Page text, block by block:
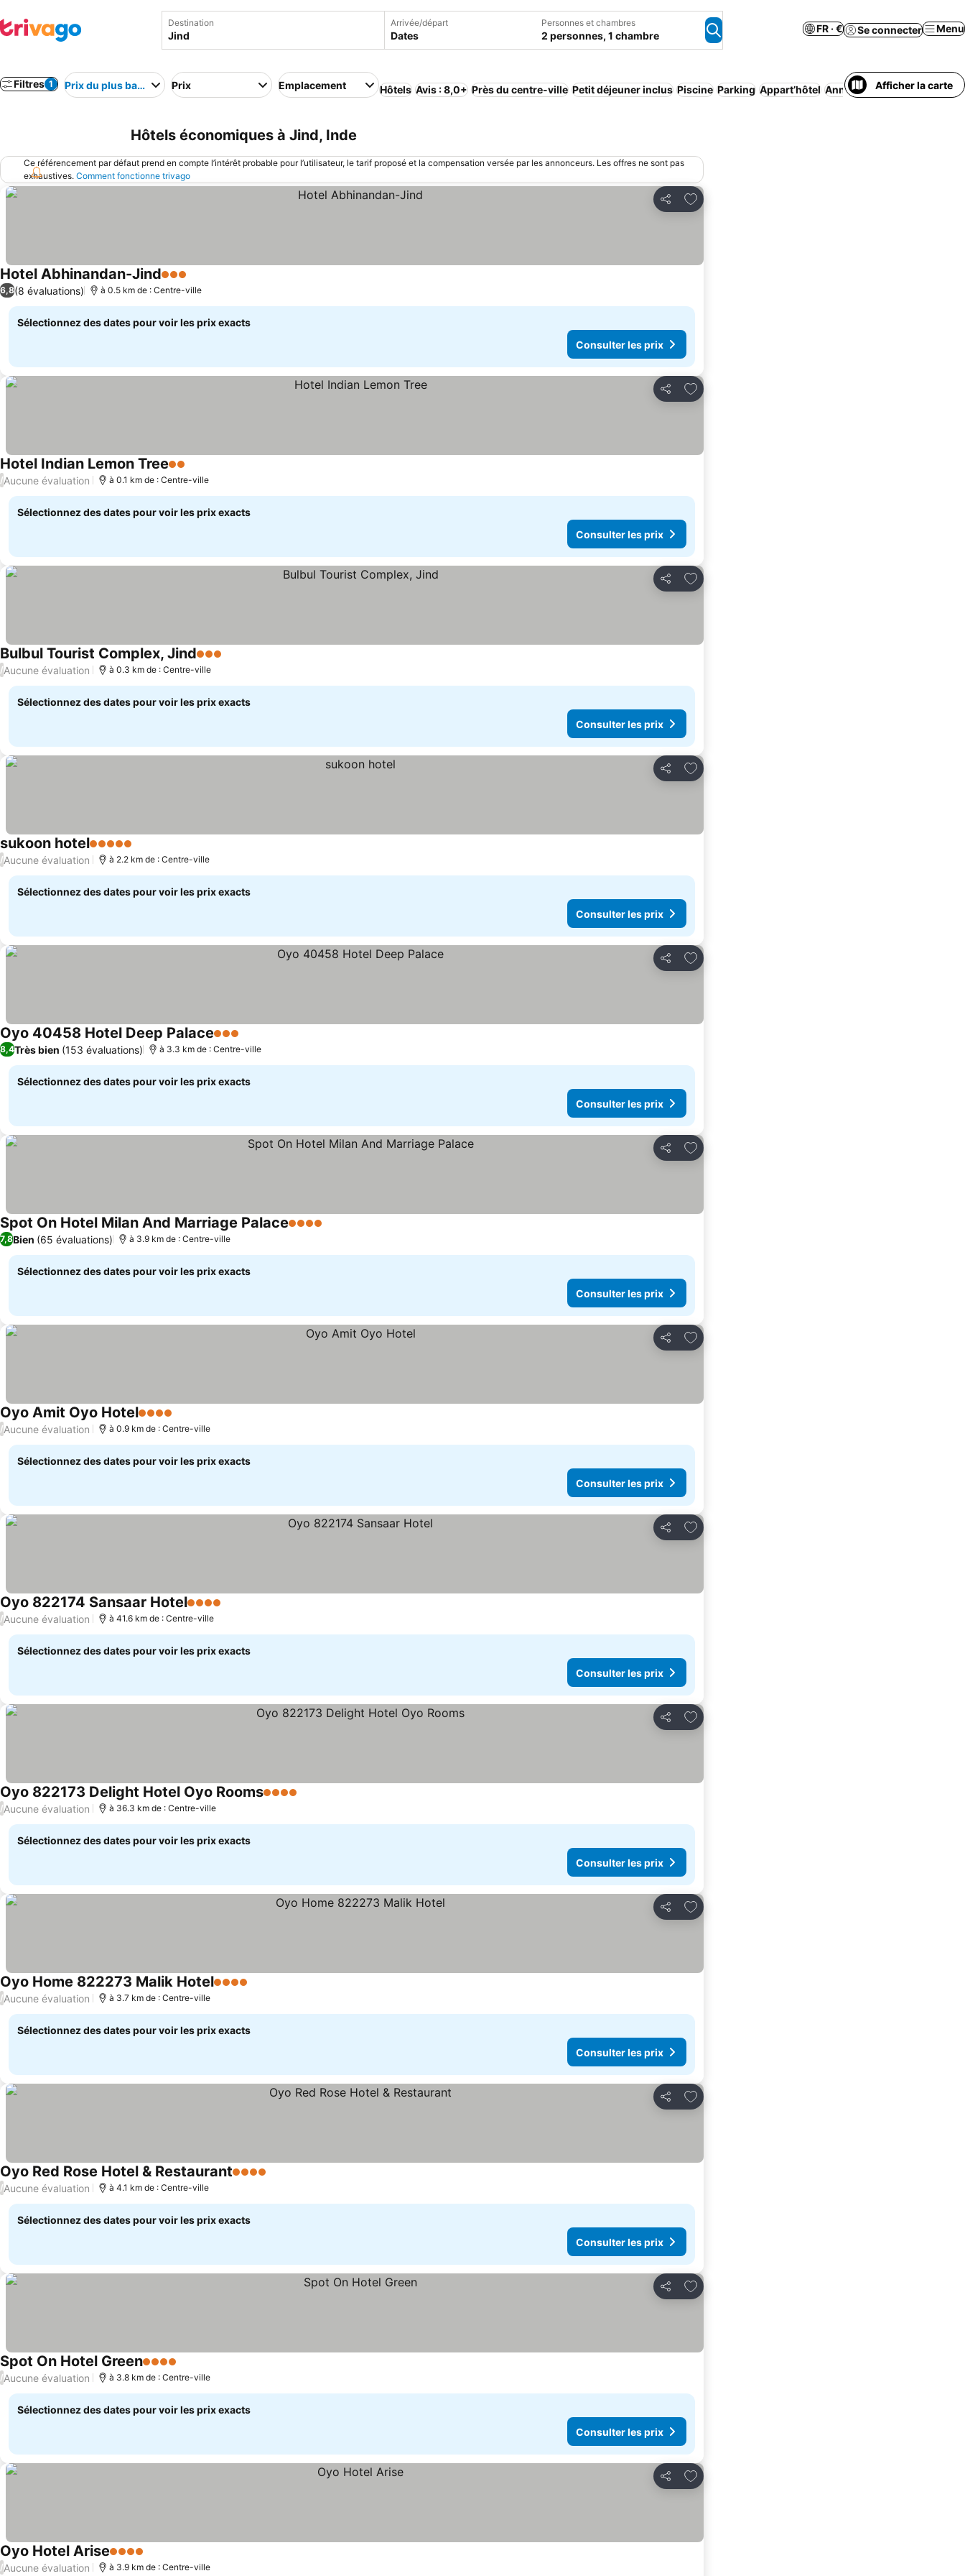
Destination Arrivée/départ
Dates
Personnes et chambres
2 personnes, 1 chambre
FR · € Se connecter Menu
Filtres 1 Prix du plus bas au plus élevé
Prix Emplacement Hôtels Avis : 8,0+ Près du centre-ville Petit déjeuner inclus Piscine Parking Appart’hôtel Annulation gratuite
Afficher la carte
Hôtels économiques à Jind, Inde
Ce référencement par défaut prend en compte l’intérêt probable pour l’utilisateur, le tarif proposé et la compensation versée par les annonceurs. Les offres ne sont pas
exhaustives. Comment fonctionne trivago
Partager
Ajouter à mes favoris
Hotel Abhinandan-Jind3 Étoiles
6,8(8 évaluations) à 0.5 km de : Centre-ville
Sélectionnez des dates pour voir les prix exacts
Consulter les prix
Partager
Ajouter à mes favoris
Hotel Indian Lemon Tree2 Étoiles
/Aucune évaluation à 0.1 km de : Centre-ville
Sélectionnez des dates pour voir les prix exacts
Consulter les prix
Partager
Ajouter à mes favoris
Bulbul Tourist Complex, Jind3 Étoiles
/Aucune évaluation à 0.3 km de : Centre-ville
Sélectionnez des dates pour voir les prix exacts
Consulter les prix
Partager
Ajouter à mes favoris
sukoon hotel5 Étoiles
/Aucune évaluation à 2.2 km de : Centre-ville
Sélectionnez des dates pour voir les prix exacts
Consulter les prix
Partager
Ajouter à mes favoris
Oyo 40458 Hotel Deep Palace3 Étoiles
8,4Très bien (153 évaluations) à 3.3 km de : Centre-ville
Sélectionnez des dates pour voir les prix exacts
Consulter les prix
Partager
Ajouter à mes favoris
Spot On Hotel Milan And Marriage Palace4 Étoiles
7,8Bien (65 évaluations) à 3.9 km de : Centre-ville
Sélectionnez des dates pour voir les prix exacts
Consulter les prix
Partager
Ajouter à mes favoris
Oyo Amit Oyo Hotel4 Étoiles
/Aucune évaluation à 0.9 km de : Centre-ville
Sélectionnez des dates pour voir les prix exacts
Consulter les prix
Partager
Ajouter à mes favoris
Oyo 822174 Sansaar Hotel4 Étoiles
/Aucune évaluation à 41.6 km de : Centre-ville
Sélectionnez des dates pour voir les prix exacts
Consulter les prix
Partager
Ajouter à mes favoris
Oyo 822173 Delight Hotel Oyo Rooms4 Étoiles
/Aucune évaluation à 36.3 km de : Centre-ville
Sélectionnez des dates pour voir les prix exacts
Consulter les prix
Partager
Ajouter à mes favoris
Oyo Home 822273 Malik Hotel4 Étoiles
/Aucune évaluation à 3.7 km de : Centre-ville
Sélectionnez des dates pour voir les prix exacts
Consulter les prix
Partager
Ajouter à mes favoris
Oyo Red Rose Hotel & Restaurant4 Étoiles
/Aucune évaluation à 4.1 km de : Centre-ville
Sélectionnez des dates pour voir les prix exacts
Consulter les prix
Partager
Ajouter à mes favoris
Spot On Hotel Green4 Étoiles
/Aucune évaluation à 3.8 km de : Centre-ville
Sélectionnez des dates pour voir les prix exacts
Consulter les prix
Partager
Ajouter à mes favoris
Oyo Hotel Arise4 Étoiles
/Aucune évaluation à 3.9 km de : Centre-ville